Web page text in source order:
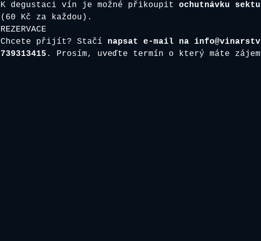
K degustaci vín je možné přikoupit ochutnávku sektu
(60 Kč za každou).
REZERVACE
Chcete přijít? Stačí napsat e-mail na
739313415 . Prosím, uveďte termín o který máte